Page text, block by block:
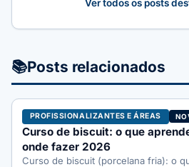
Ver todos os posts
📚Posts relacionados
PROFISSIONALIZANTES E ÁREAS
Curso de biscuit: o que
onde fazer 2026
Curso de biscuit (porcelana fria): o